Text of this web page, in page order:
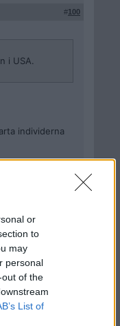
or
to
may
personal
of the
List of
#100
i USA.
individerna
here and
always
is driven